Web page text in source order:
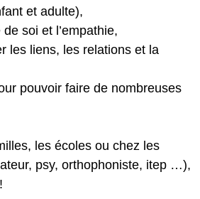
et adulte),
soi et l’empathie,
les liens, les relations et la
pouvoir faire de nombreuses
les écoles ou chez les
psy, orthophoniste, itep …),